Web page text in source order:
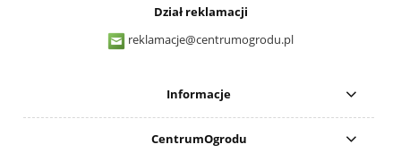
Dział reklamacji
reklamacje@centrumogrodu.pl
Informacje
CentrumOgrodu